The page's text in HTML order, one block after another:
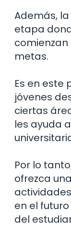
Además,
etapa
comienzan
metas.
Es en este
jóvenes
ciertas
les ayuda
Por lo
ofrezca
en el
del